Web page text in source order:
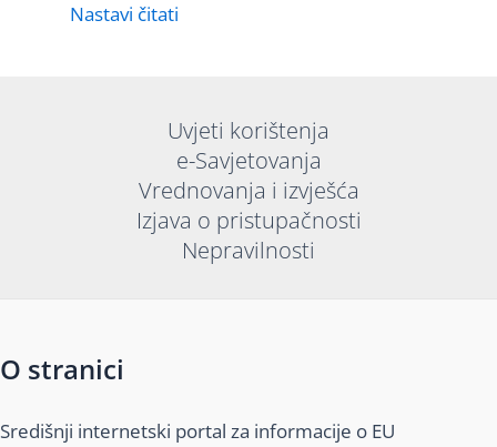
Nastavi čitati
Uvjeti korištenja
e-Savjetovanja
Vrednovanja i izvješća
Izjava o pristupačnosti
Nepravilnosti
O stranici
Središnji internetski portal za informacije o EU